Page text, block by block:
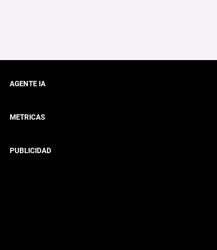
AGENTE IA
METRICAS
PUBLICIDAD